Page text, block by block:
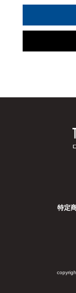
特定